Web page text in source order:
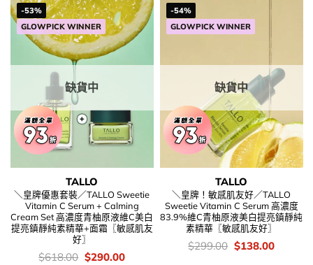
-53%
GLOWPICK WINNER
缺貨中
TALLO
＼皇牌優惠套裝／TALLO Sweetie
Vitamin C Serum + Calming
Cream Set 高濃度青柚原液維C美白
提亮鎮靜純素精華+面霜〖敏感肌友
好〗
價
$618.00 Original
$290.00Current
-54%
GLOWPICK WINNER
缺貨中
TALLO
＼皇牌！敏感肌友好／TALLO
Sweetie Vitamin C Serum 高濃度
83.9%維C青柚原液美白提亮鎮靜純
素精華〖敏感肌友好〗
價
$299.00 Original
$138.00Current